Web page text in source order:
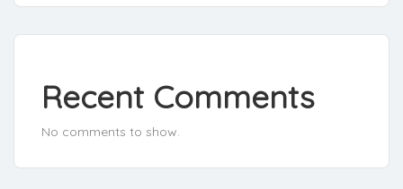
Recent Comments
No comments to show.